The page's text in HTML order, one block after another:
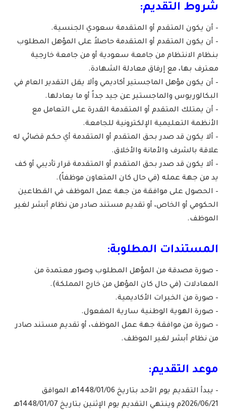
شروط التقديم:
– أن يكون المتقدم أو المتقدمة سعودي الجنسية.
– أن يكون المتقدم أو المتقدمة حاصلاً على المؤهل المطلوب
بنظام الانتظام من جامعة سعودية أو من جامعة خارجية
معترف بها، مع إرفاق معادلة الشهادة.
– أن يكون مؤهل الماجستير أكاديمي وألا يقل التقدير العام في
البكالوريوس والماجستير عن جيد جداً أو ما يعادلها.
– أن يمتلك المتقدم أو المتقدمة القدرة على التعامل مع
الأنظمة التعليمية الإلكترونية للجامعة.
– ألا يكون قد صدر بحق المتقدم أو المتقدمة أي حكم قضائي له
علاقة بالشرف والأمانة والأخلاق.
– ألا يكون قد صدر بحق المتقدم أو المتقدمة قرار تأديبي أو كف
يد من جهة عمله (في حال كان المتعاون موظفاً).
– الحصول على موافقة من جهة عمل الموظف في القطاعين
الحكومي أو الخاص، أو تقديم مستند صادر من نظام أبشر لغير
الموظف.
المستندات المطلوبة:
– صورة مصدقة من المؤهل المطلوب وصور معتمدة من
المعادلات (في حال كان المؤهل من خارج المملكة).
– صورة من الخبرات الأكاديمية.
– صورة الهوية الوطنية سارية المفعول.
– صورة من موافقة جهة عمل الموظف، أو تقديم مستند صادر
من نظام أبشر لغير الموظف.
موعد التقديم:
– يبدأ التقديم يوم الأحد بتاريخ 1448/01/06هـ الموافق
2026/06/21م وينتهي التقديم يوم الإثنين بتاريخ 1448/01/07هـ